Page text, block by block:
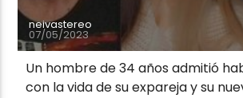
neivastereo
07/05/2023
Un hombre de 34 años admitió
con la vida de su expareja y su